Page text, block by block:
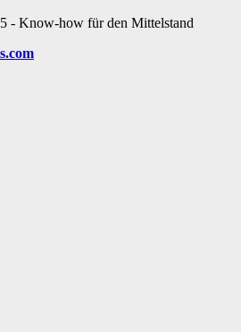
- Know-how für den Mittelstand